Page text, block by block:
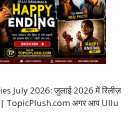
July 2026: जुलाई 2026 में रिलीज़
| TopicPlush.com अगर आप Ullu